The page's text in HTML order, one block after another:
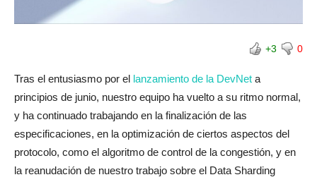
+3 0
Tras el entusiasmo por el lanzamiento de la DevNet a
principios de junio, nuestro equipo ha vuelto a su ritmo normal,
y ha continuado trabajando en la finalización de las
especificaciones, en la optimización de ciertos aspectos del
protocolo, como el algoritmo de control de la congestión, y en
la reanudación de nuestro trabajo sobre el Data Sharding